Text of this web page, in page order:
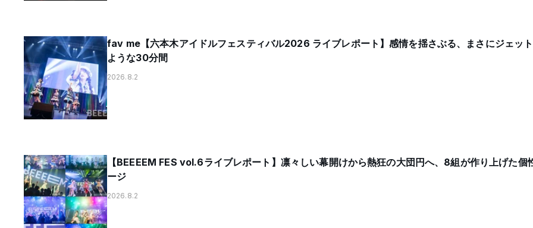
fav me【六本木アイドルフェスティバル2026 ライブレポート】感情を揺さぶる、まさにジェッ
ような30分間
2026.8.2
【BEEEEM FES vol.6ライブレポート】凛々しい幕開けから熱狂の大団円へ、8組が作り上げた個
ージ
2026.8.2